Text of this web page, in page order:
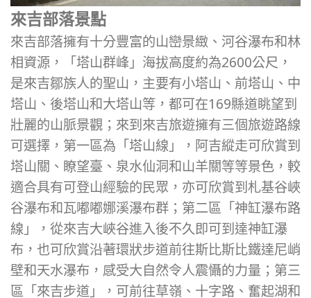
來吉部落景點
來吉部落擁有十分豐富的山巒景緻、河谷瀑布和林
相資源，「塔山群峰」海拔高度約為2600公尺，
是來吉鄒族人的聖山，主要有小塔山、前塔山、中
塔山、後塔山和大塔山等，都可在169縣道眺望到
壯麗的山脈景觀；來到來吉旅遊擁有三個旅遊路線
可選擇，第一區為「塔山線」，阿吉縱走可欣賞到
塔山關、瞭望臺、泉水仙洞和山羊關等等景色，較
適合具有可登山經驗的民眾，亦可欣賞到札基谷峽
谷瀑布和瓦嘟嘟娜溪瀑布群；第二區「神缸瀑布路
線」，從來吉大峽谷進入後不久即可到達神缸瀑
布，也可欣賞沿著環狀步道前往斯比斯比鐵達尼峭
壁和天水瀑布，感受大自然令人震懾的力量；第三
區「來吉步道」，可前往草嶺、十字路、奮起湖和